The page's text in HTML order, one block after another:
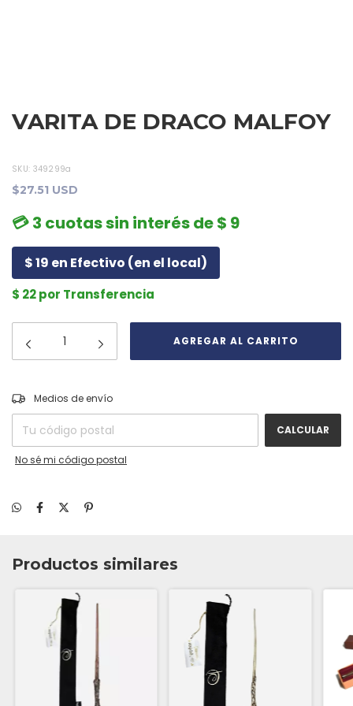
VARITA DE DRACO MALFOY
SKU: 349299a
$27.51 USD
💳 3 cuotas sin interés de $ 9
$ 19 en Efectivo (en el local)
$ 22 por Transferencia
Entregas para el CP:
Medios de envío
CALCULAR
No sé mi código postal
Productos similares